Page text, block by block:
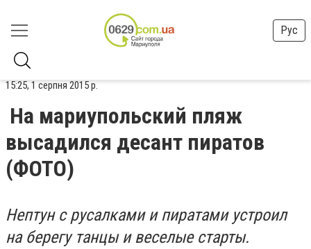
Рус
15:25, 1 серпня 2015 р.
На мариупольский пляж
высадился десант пиратов
(ФОТО)
Нептун с русалками и пиратами устроил
на берегу танцы и веселые старты.